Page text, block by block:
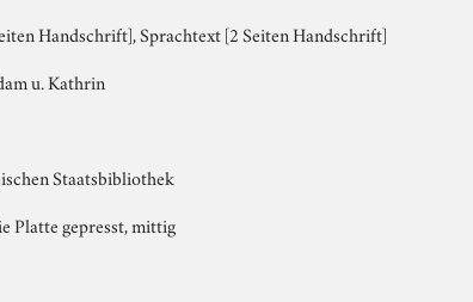
Handschrift], Sprachtext [2 Seiten Handschrift]
u. Kathrin
Staatsbibliothek
Platte gepresst, mittig